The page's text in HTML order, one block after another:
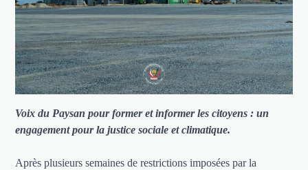
Voix du Paysan pour former et informer les citoyens : un
engagement pour la justice sociale et climatique.
Après plusieurs semaines de restrictions imposées par la